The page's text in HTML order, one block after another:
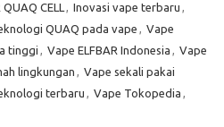
QUAQ CELL , Inovasi vape terbaru ,
QUAQ pada vape , Vape
tinggi , Vape ELFBAR Indonesia , Vape
lingkungan , Vape sekali pakai
terbaru , Vape Tokopedia ,